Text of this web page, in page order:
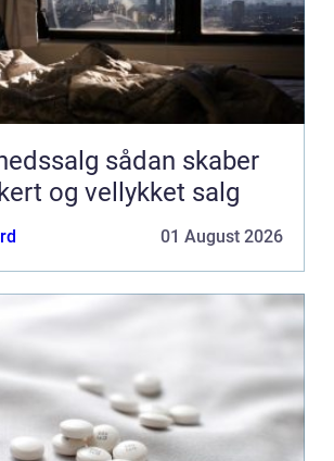
sådan skaber
og vellykket salg
01 August 2026